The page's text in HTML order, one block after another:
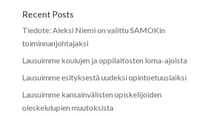
Recent Posts
Tiedote: Aleksi Niemi on valittu SAMOKin
toiminnanjohtajaksi
Lausuimme koulujen ja oppilaitosten loma-ajoista
Lausuimme esityksestä uudeksi opintoetuuslaiksi
Lausuimme kansainvälisten opiskelijoiden
oleskelulupien muutoksista